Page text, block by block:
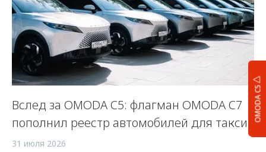
OMODA C5
Вслед за OMODA C5: флагман OMODA C7
пополнил реестр автомобилей для такси
31 июля 2026